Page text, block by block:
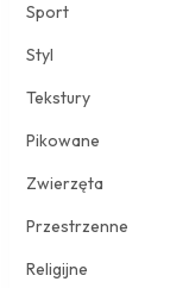
Sport
Styl
Tekstury
Pikowane
Zwierzęta
Przestrzenne
Religijne